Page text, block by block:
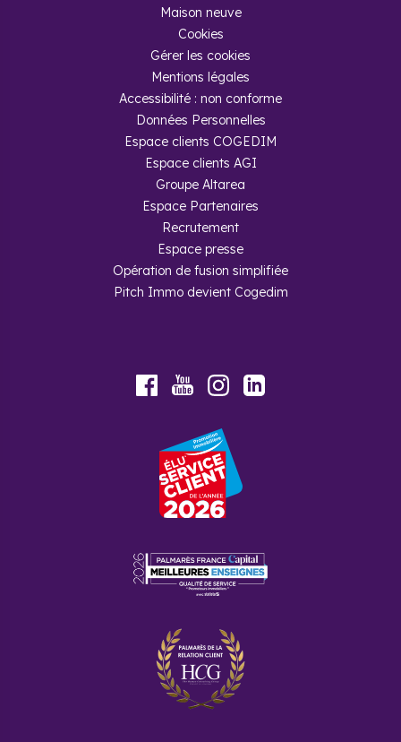
Maison neuve
Cookies
Gérer les cookies
Mentions légales
Accessibilité : non conforme
Données Personnelles
Espace clients COGEDIM
Espace clients AGI
Groupe Altarea
Espace Partenaires
Recrutement
Espace presse
Opération de fusion simplifiée
Pitch Immo devient Cogedim
FacebookYoutubeInstagram